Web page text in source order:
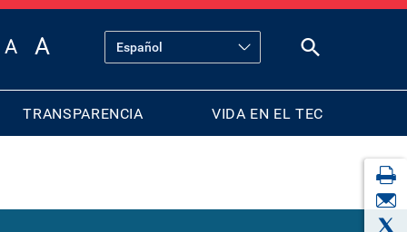
TRANSPARENCIA VIDA EN EL TEC